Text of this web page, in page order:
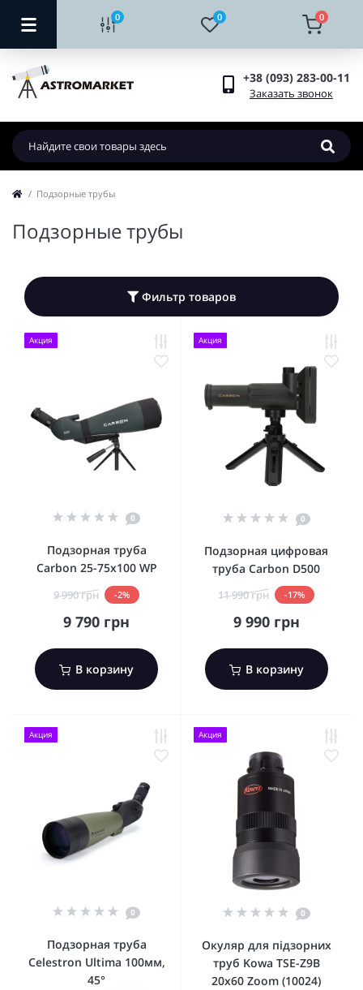
0 0 0
+38 (093) 283-00-11
Заказать звонок
Подзорные трубы
Подзорные трубы
Фильтр товаров
Акция
0
Подзорная труба
Carbon 25-75х100 WP
9 990 грн -2%
9 790 грн
В корзину
Акция
0
Подзорная цифровая
труба Carbon D500
11 990 грн -17%
9 990 грн
В корзину
Акция
0
Подзорная труба
Celestron Ultima 100мм,
45°
Акция
0
Окуляр для підзорних
труб Kowa TSE-Z9B
20x60 Zoom (10024)